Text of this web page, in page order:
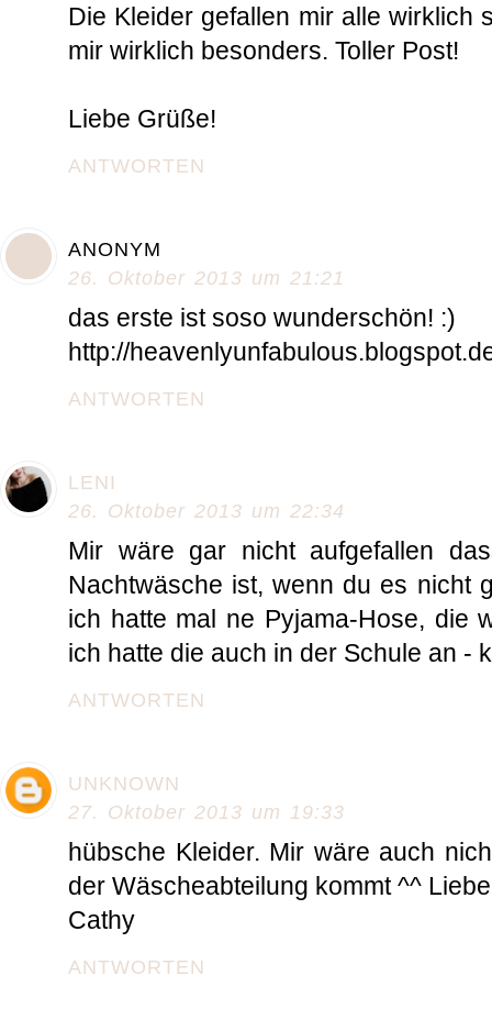
Die Kleider gefallen mir alle wirklich
mir wirklich besonders. Toller Post!
Liebe Grüße!
ANTWORTEN
ANONYM
26. Oktober 2013 um 21:21
das erste ist soso wunderschön! :)
http://
ANTWORTEN
LENI
26. Oktober 2013 um 22:34
Mir wäre gar nicht aufgefallen
Nachtwäsche ist, wenn du es nicht
ich hatte mal ne Pyjama-Hose, die
ich hatte die auch in der Schule an -
ANTWORTEN
UNKNOWN
27. Oktober 2013 um 19:33
hübsche Kleider. Mir wäre auch
der Wäscheabteilung kommt ^^
Cathy
ANTWORTEN